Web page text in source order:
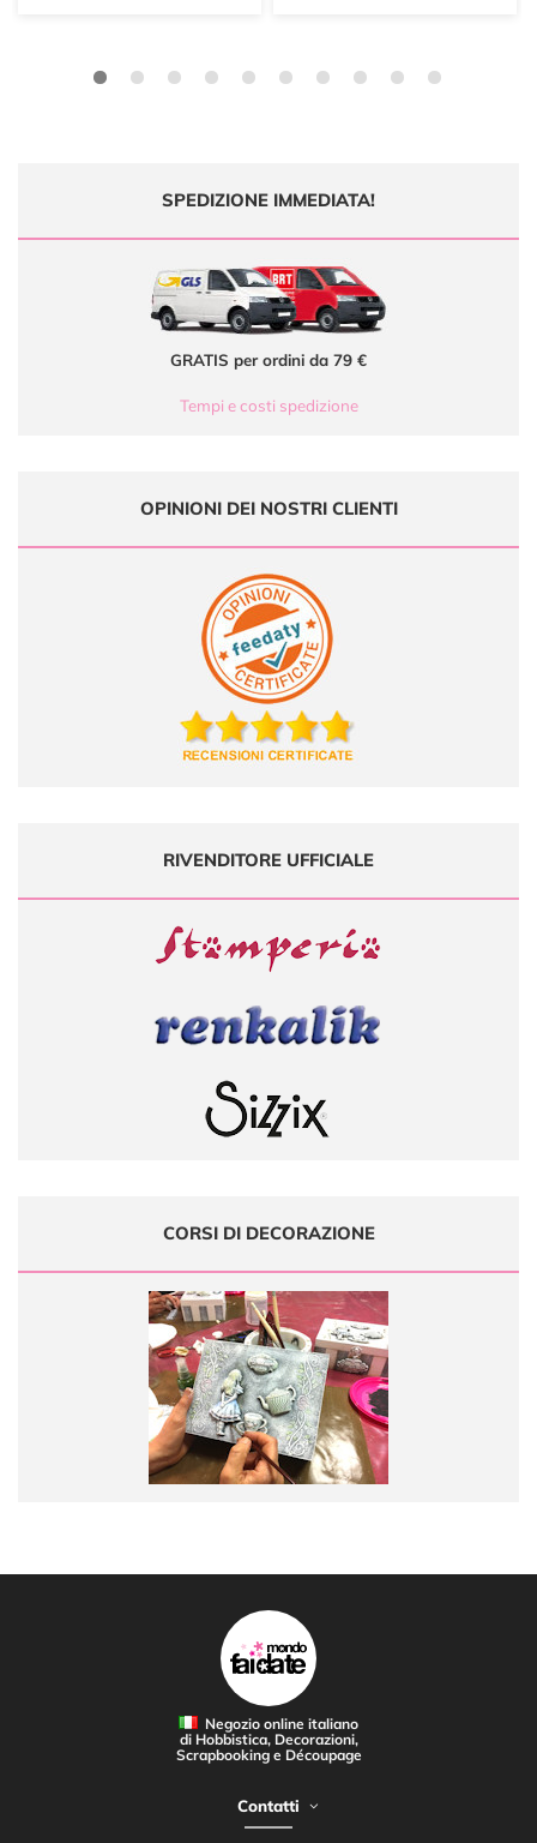
SPEDIZIONE IMMEDIATA!
GRATIS per ordini da 79 €
Tempi e costi spedizione
OPINIONI DEI NOSTRI CLIENTI
RIVENDITORE UFFICIALE
CORSI DI DECORAZIONE
Negozio online italiano
di Hobbistica, Decorazioni,
Scrapbooking e Découpage
Contatti